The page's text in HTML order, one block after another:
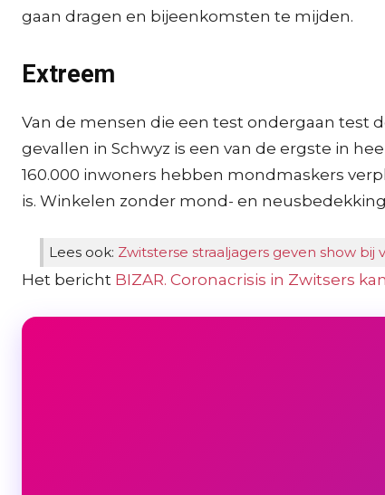
gaan dragen en bijeenkomsten te mijden.
Extreem
Van de mensen die een test ondergaan test
gevallen in Schwyz is een van de ergste in
160.000 inwoners hebben mondmaskers
is. Winkelen zonder mond- en
Lees ook: Zwitsterse straaljagers geven show bij
Het bericht BIZAR. Coronacrisis in Zwitsers